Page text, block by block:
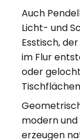
Auch
Licht- und
Esstisch,
im Flur
oder
modern
erzeugen